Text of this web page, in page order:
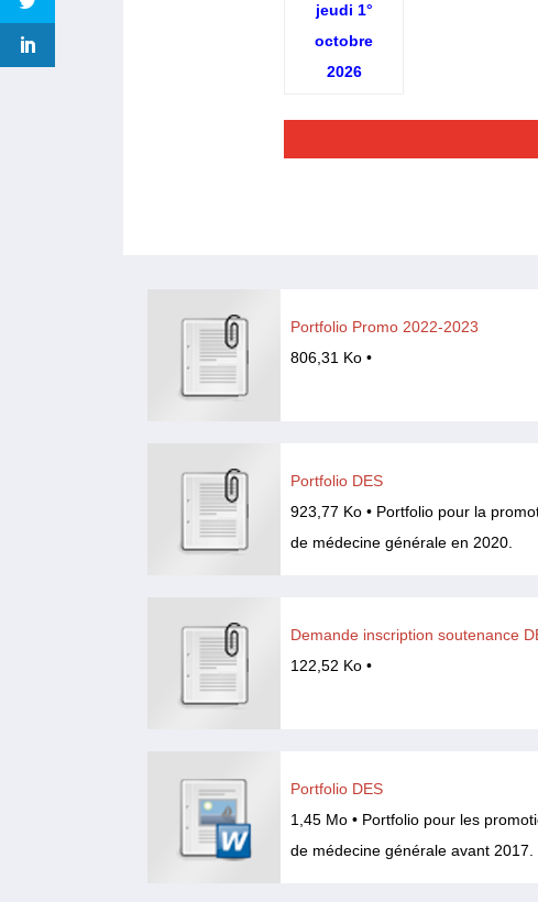
jeudi 1°
octobre
2026
Portfolio Promo 2022-2023
806,31 Ko •
Portfolio DES
923,77 Ko • Portfolio pour la
de médecine générale en 2020.
Demande inscription soutenance
122,52 Ko •
Portfolio DES
1,45 Mo • Portfolio pour les
de médecine générale avant 2017.